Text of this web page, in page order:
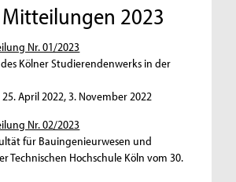
2023
Nr. 01/2023
Kölner Studierendenwerks in der
April 2022, 3. November 2022
Nr. 02/2023
für Bauingenieurwesen und
Technischen Hochschule Köln vom 30.